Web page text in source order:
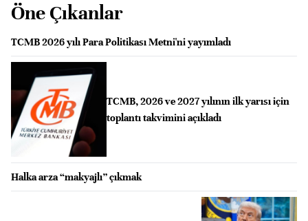
Öne Çıkanlar
TCMB 2026 yılı Para Politikası Metni'ni yayımladı
TCMB, 2026 ve 2027 yılının ilk yarısı için
toplantı takvimini açıkladı
Halka arza “makyajlı” çıkmak